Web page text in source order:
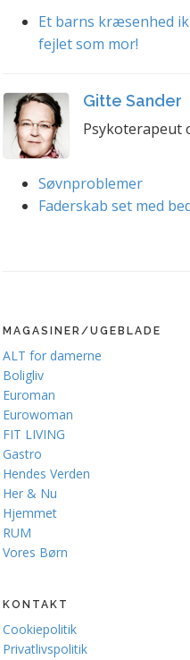
Et barns kræsenhed
fejlet som mor!
Gitte Sander
Psykoterapeut
Søvnproblemer
Faderskab set med
MAGASINER/UGEBLADE
ALT for damerne
Boligliv
Euroman
Eurowoman
FIT LIVING
Gastro
Hendes Verden
Her & Nu
Hjemmet
RUM
Vores Børn
KONTAKT
Cookiepolitik
Privatlivspolitik